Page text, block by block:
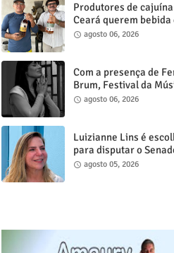
Produtores de
Ceará querem bebida
agricultura familiar na
política
agosto 06, 2026
Com a presença de
Brum, Festival da
Gospel de Juazeiro do
agosto 06, 2026
Luizianne Lins é
para disputar o
chapa de Elmano de
agosto 05, 2026